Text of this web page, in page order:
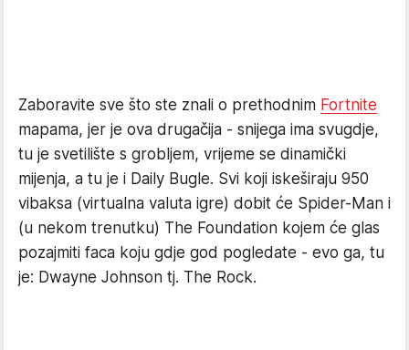
Zaboravite sve što ste znali o prethodnim Fortnite
mapama, jer je ova drugačija - snijega ima svugdje,
tu je svetilište s grobljem, vrijeme se dinamički
mijenja, a tu je i Daily Bugle. Svi koji iskeširaju 950
vibaksa (virtualna valuta igre) dobit će Spider-Man i
(u nekom trenutku) The Foundation kojem će glas
pozajmiti faca koju gdje god pogledate - evo ga, tu
je: Dwayne Johnson tj. The Rock.